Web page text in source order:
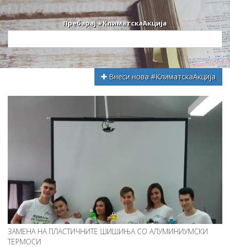
Пребарај #КлиматскаАкција
Внеси нова #КлиматскаАкција
ЗАМЕНА НА ПЛАСТИЧНИТЕ ШИШИЊА СО АЛУМИНИУМСКИ
ТЕРМОСИ